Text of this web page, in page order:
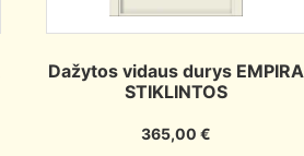
Dažytos vidaus durys EMPIRA
STIKLINTOS
365,00 €